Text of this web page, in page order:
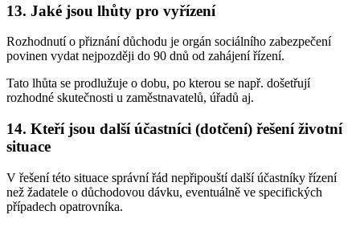
13. Jaké jsou lhůty pro vyřízení
Rozhodnutí o přiznání důchodu je orgán sociálního zabezpečení
povinen vydat nejpozději do 90 dnů od zahájení řízení.
Tato lhůta se prodlužuje o dobu, po kterou se např. došetřují
rozhodné skutečnosti u zaměstnavatelů, úřadů aj.
14. Kteří jsou další účastníci (dotčení) řešení životní
situace
V řešení této situace správní řád nepřipouští další účastníky řízení
než žadatele o důchodovou dávku, eventuálně ve specifických
případech opatrovníka.